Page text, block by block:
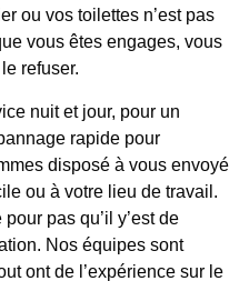
ou vos toilettes n’est pas
vous êtes engages, vous
refuser.
nuit et jour, pour un
rapide pour
disposé à vous envoyé
ou à votre lieu de travail.
pas qu’il y’est de
Nos équipes sont
ont de l’expérience sur le